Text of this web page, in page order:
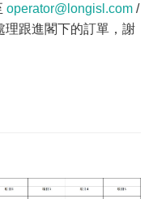
operator@longisl.com /
理跟進閣下的訂單，謝